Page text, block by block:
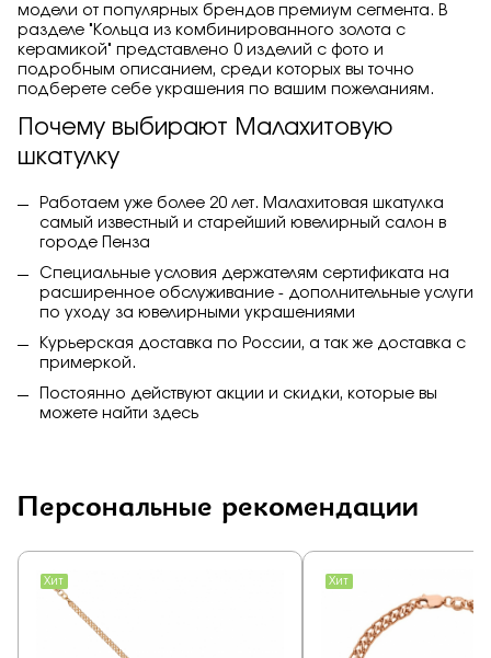
модели от популярных брендов премиум сегмента. В
разделе "Кольца из комбинированного золота с
керамикой" представлено 0 изделий с фото и
подробным описанием, среди которых вы точно
подберете себе украшения по вашим пожеланиям.
Почему выбирают Малахитовую
шкатулку
Работаем уже более 20 лет. Малахитовая шкатулка
самый известный и старейший ювелирный салон в
городе Пенза
Специальные условия держателям сертификата на
расширенное обслуживание - дополнительные услуги
по уходу за ювелирными украшениями
Курьерская доставка по России, а так же доставка с
примеркой.
Постоянно действуют акции и скидки, которые вы
можете найти здесь
Персональные рекомендации